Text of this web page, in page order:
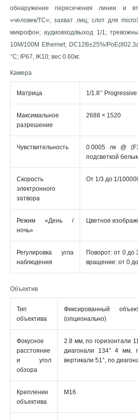
обнаружение пересечения линии и
«человек/ТС»; захват лиц; слот для
микрофон; аудиовход/выход 1/1;
10M/100M Ethernet; DC12В±25%/
°C; IP67, IK10; вес 0.60кг.
Камера
Матрица 1/1.8’’
Максимальное
разрешение
2688 × 1520
Чувствительность
0.0005 лк @
подсветкой
Скорость
электронного
затвора
От 1/3 до 1/
Режим «День /
ночь»
Цветное
Регулировка угла
наблюдения
Поворот: от 0 до
вращение: от 0
Объектив
Тип
объектива
Фиксированный
(опционально)
Фокусное
расстояние
и угол
обзора
2.8 мм, по горизонтали
диагонали 134° 4 мм,
вертикали 51°, по
Крепление
объектива
M16